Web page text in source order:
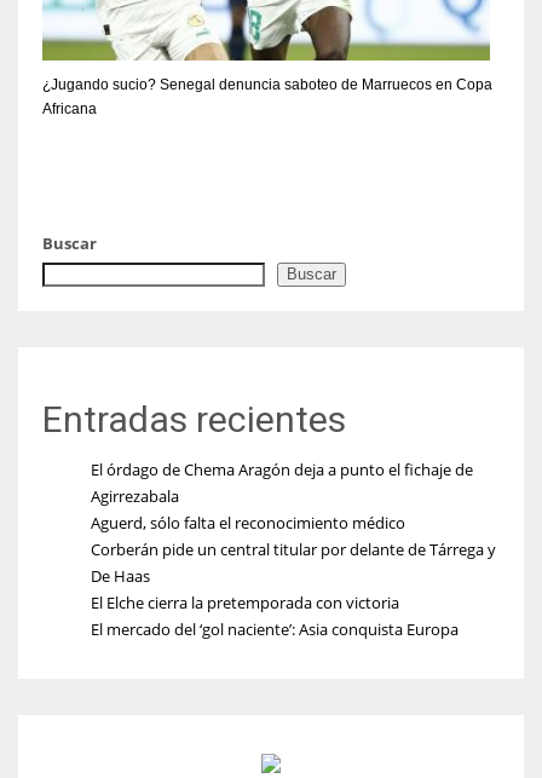
¿Jugando sucio? Senegal denuncia saboteo de Marruecos en Copa
Africana
Buscar
Buscar
Entradas recientes
El órdago de Chema Aragón deja a punto el fichaje de
Agirrezabala
Aguerd, sólo falta el reconocimiento médico
Corberán pide un central titular por delante de Tárrega y
De Haas
El Elche cierra la pretemporada con victoria
El mercado del ‘gol naciente’: Asia conquista Europa